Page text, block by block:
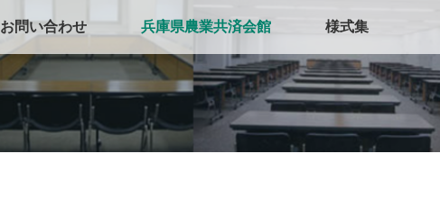
お問い合わせ 兵庫県農業共済会館 様式集